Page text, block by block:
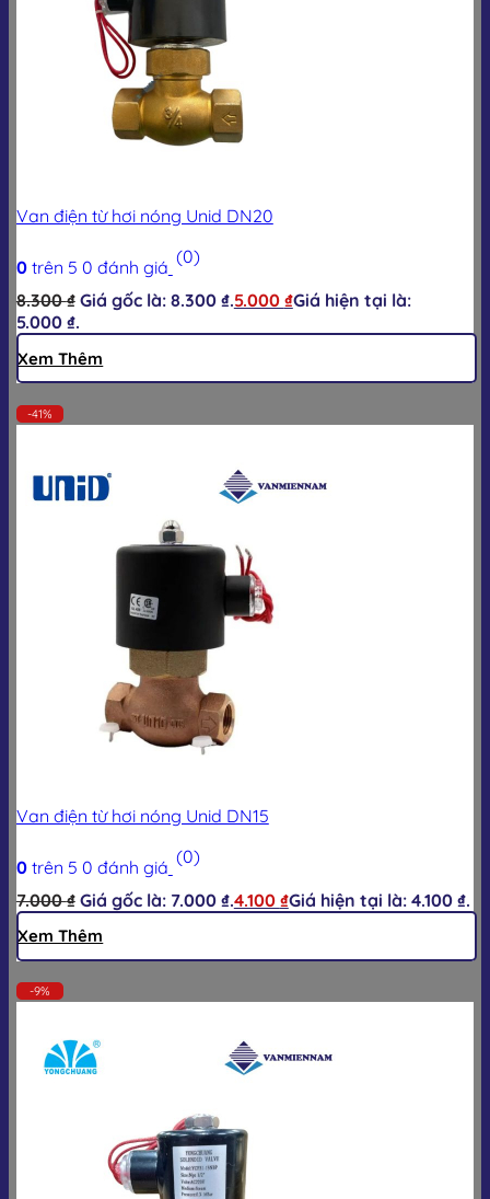
Van điện từ hơi nóng Unid DN20
0trên 5 0 đánh giá (0)
8.300₫ Giá gốc là: 8.300 ₫.5.000 ₫Giá hiện tại là:
5.000 ₫.
Xem Thêm
-41%
Van điện từ hơi nóng Unid DN15
0trên 5 0 đánh giá (0)
7.000₫ Giá gốc là: 7.000 ₫.4.100 ₫Giá hiện tại là: 4.100 ₫.
Xem Thêm
-9%